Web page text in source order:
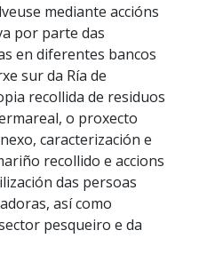
mediante accións
por parte das
en diferentes bancos
sur da Ría de
recollida de residuos
o proxecto
caracterización e
recollido e accions
das persoas
así como
pesqueiro e da